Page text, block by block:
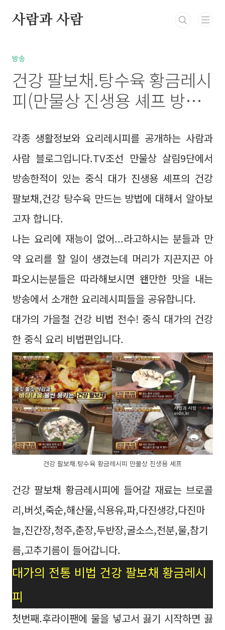
사람과 사람
북부정류장 레스카페
방송
건강 팔보채.탕수육 황금레시
피(만물상 진생용 셰프 방송
각종 생활정보와 요리레시피를 공개하는 사람과
사람 블로그입니다.TV조선 만물상 살림9단에서
방송한적이 있는 중식 대가 진생용 셰프의 건강
팔보채,건강 탕수육 만드는 방법에 대해서 알아보
고자 합니다.
나는 요리에 재능이 없어...라고하시는 분들과 만
약 요리를 할 일이 생겼는데 머리가 지끈지끈 아
파오시는분들은 따라해보시면 왠만한 맛을 내는
방송에서 소개한 요리레시피들을 공유합니다.
대가의 가을철 건강 비법 전수! 중식 대가의 건강
한 중식 요리 비법편입니다.
건강 팔보채.탕수육 황금레시피 만물상 진생용 셰프
건강 팔보채 황금레시피에 들어갈 재료는 브로콜
리,버섯,죽순,해산물,식용유,파,다진생강,다진마
늘,진간장,청주,춘장,두반장,굴소스,전분,물,참기
름,고추기름이 들어갑니다.
대가의 전통 비법 건강 팔보채 황금레시
피
첫번째.후라이팬에 물을 넣고서 끓기 시작하면 끓